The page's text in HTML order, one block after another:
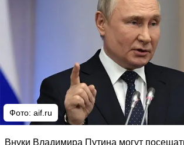
Фото: aif.ru
Внуки Владимира Путина могут